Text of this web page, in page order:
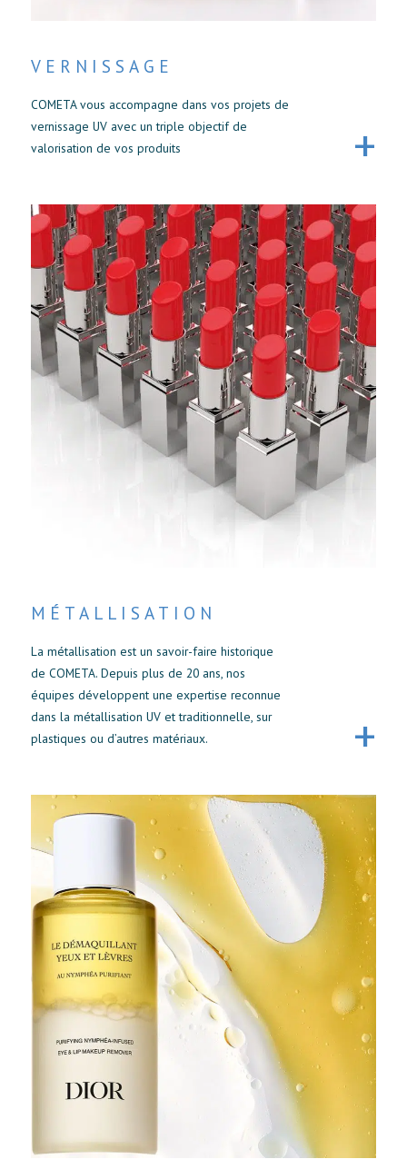
VERNISSAGE
COMETA vous accompagne dans vos projets de
vernissage UV avec un triple objectif de
valorisation de vos produits
MÉTALLISATION
La métallisation est un savoir-faire historique
de COMETA. Depuis plus de 20 ans, nos
équipes développent une expertise reconnue
dans la métallisation UV et traditionnelle, sur
plastiques ou d’autres matériaux.